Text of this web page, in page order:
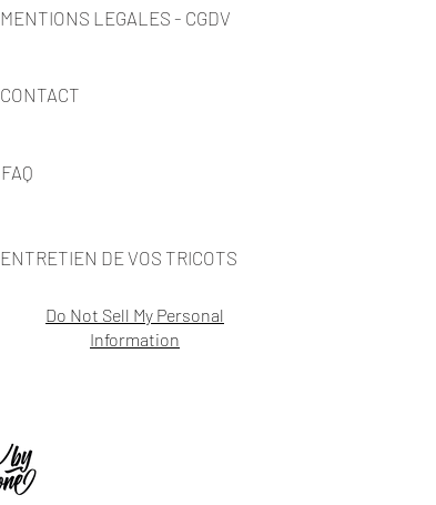
MENTIONS LEGALES - CGDV
CONTACT
FAQ
ENTRETIEN DE VOS TRICOTS
Do Not Sell My Personal
Information